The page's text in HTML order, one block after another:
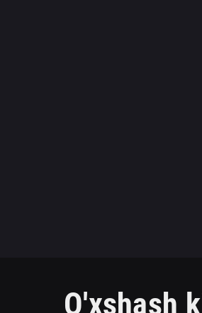
O'xshash